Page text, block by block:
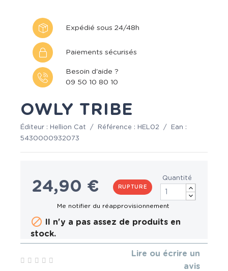
Expédié sous 24/48h
Paiements sécurisés
Besoin d'aide ?
09 50 10 80 10
OWLY TRIBE
Éditeur : Hellion Cat / Référence : HEL02 /
Ean :
5430000932073
24,90 € RUPTURE
Quantité
 Il n'y a pas assez de produits en
stock.
Lire ou écrire un
avis